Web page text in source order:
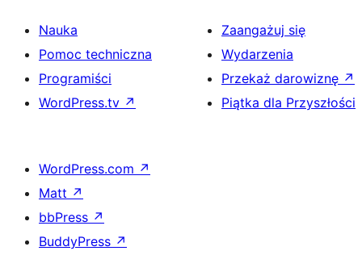
Nauka
Pomoc techniczna
Programiści
WordPress.tv ↗
Zaangażuj się
Wydarzenia
Przekaż darowiznę ↗
Piątka dla Przyszłości
WordPress.com ↗
Matt ↗
bbPress ↗
BuddyPress ↗